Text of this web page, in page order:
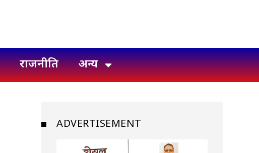
राजनीति अन्य
ADVERTISEMENT